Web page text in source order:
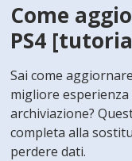
Come
PS4
Sai come
migliore
archiviazione?
completa alla
perdere dati.